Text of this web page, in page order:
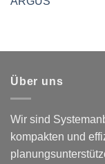
Über uns
Wir sind
kompakten und